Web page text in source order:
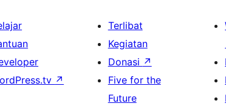
↗
Terlibat
Kegiatan
Donasi ↗
Five for the
Future